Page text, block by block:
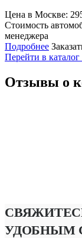
Цена в Москве:
Стоимость
менеджера
Подробнее
Перейти в
Отзывы о
УДОБНЫМ